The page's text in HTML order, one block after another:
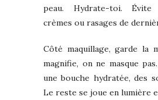
peau. Hydrate-toi. Évite
crèmes ou rasages de
Côté maquillage, garde la
magnifie, on ne masque
une bouche hydratée, des
Le reste se joue en lumière